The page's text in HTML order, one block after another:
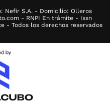
Nefir S.A. - Domicilio: Olleros
- RNPI En trámite - Issn
- Todos los derechos reservados